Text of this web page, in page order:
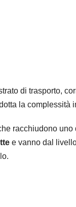
di trasporto,
la
racchiudono
e vanno dal